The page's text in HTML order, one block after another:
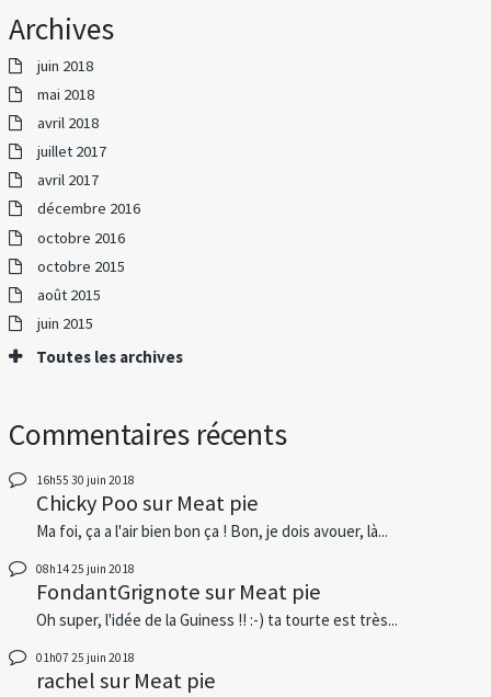
Archives
juin 2018
mai 2018
avril 2018
juillet 2017
avril 2017
décembre 2016
octobre 2016
octobre 2015
août 2015
juin 2015
Toutes les archives
Commentaires récents
16h55 30 juin 2018
Chicky PoosurMeat pie
Ma foi, ça a l'air bien bon ça ! Bon, je dois avouer, là...
08h1425 juin 2018
FondantGrignotesurMeat pie
Oh super, l'idée de la Guiness !! :-) ta tourte est très...
01h07 25 juin 2018
rachelsurMeat pie